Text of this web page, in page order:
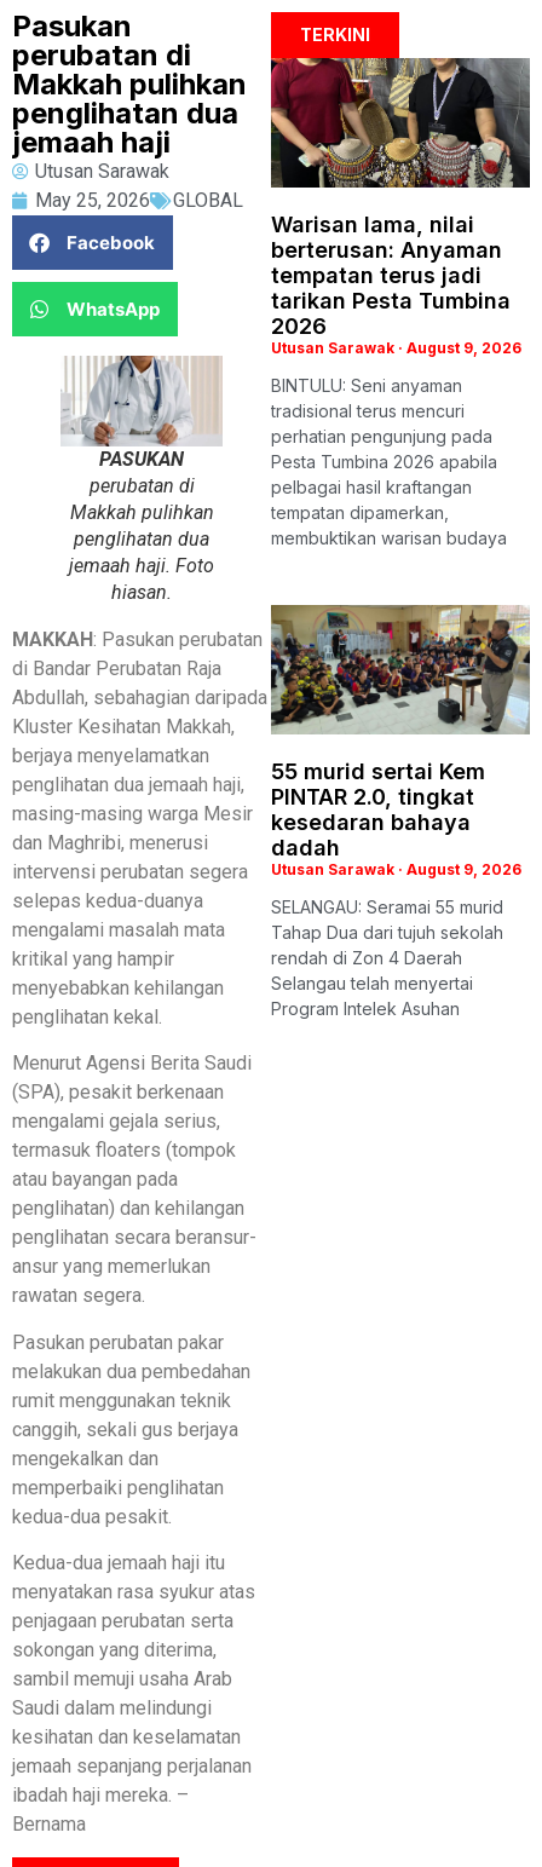
Pasukan
perubatan di
Makkah pulihkan
penglihatan dua
jemaah haji
Utusan Sarawak
May 25, 2026
GLOBAL
Facebook
WhatsApp
PASUKAN
perubatan di
Makkah pulihkan
penglihatan dua
jemaah haji. Foto
hiasan.
MAKKAH: Pasukan perubatan
di Bandar Perubatan Raja
Abdullah, sebahagian daripada
Kluster Kesihatan Makkah,
berjaya menyelamatkan
penglihatan dua jemaah haji,
masing-masing warga Mesir
dan Maghribi, menerusi
intervensi perubatan segera
selepas kedua-duanya
mengalami masalah mata
kritikal yang hampir
menyebabkan kehilangan
penglihatan kekal.
Menurut Agensi Berita Saudi
(SPA), pesakit berkenaan
mengalami gejala serius,
termasuk floaters (tompok
atau bayangan pada
penglihatan) dan kehilangan
penglihatan secara beransur-
ansur yang memerlukan
rawatan segera.
Pasukan perubatan pakar
melakukan dua pembedahan
rumit menggunakan teknik
canggih, sekali gus berjaya
mengekalkan dan
memperbaiki penglihatan
kedua-dua pesakit.
Kedua-dua jemaah haji itu
menyatakan rasa syukur atas
penjagaan perubatan serta
sokongan yang diterima,
sambil memuji usaha Arab
Saudi dalam melindungi
kesihatan dan keselamatan
jemaah sepanjang perjalanan
ibadah haji mereka. –
Bernama
TERKINI
Warisan lama, nilai
berterusan: Anyaman
tempatan terus jadi
tarikan Pesta Tumbina
2026
Utusan Sarawak August 9, 2026
BINTULU: Seni anyaman
tradisional terus mencuri
perhatian pengunjung pada
Pesta Tumbina 2026 apabila
pelbagai hasil kraftangan
tempatan dipamerkan,
membuktikan warisan budaya
55 murid sertai Kem
PINTAR 2.0, tingkat
kesedaran bahaya
dadah
Utusan Sarawak August 9, 2026
SELANGAU: Seramai 55 murid
Tahap Dua dari tujuh sekolah
rendah di Zon 4 Daerah
Selangau telah menyertai
Program Intelek Asuhan